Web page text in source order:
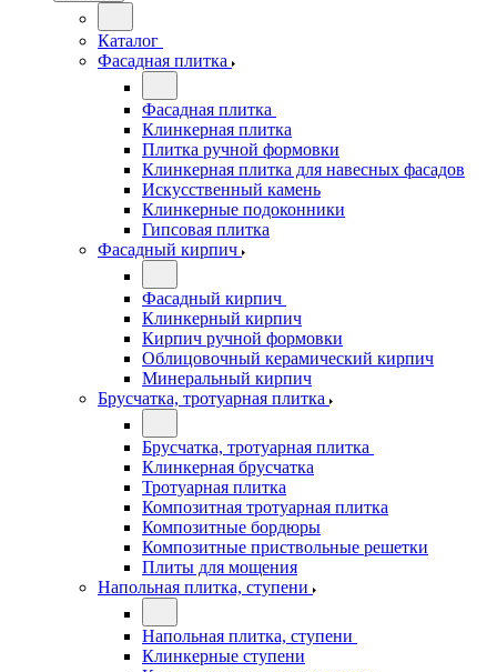
Каталог
Фасадная плитка
Фасадная плитка
Клинкерная плитка
Плитка ручной формовки
Клинкерная плитка для навесных фасадов
Искусственный камень
Клинкерные подоконники
Гипсовая плитка
Фасадный кирпич
Фасадный кирпич
Клинкерный кирпич
Кирпич ручной формовки
Облицовочный керамический кирпич
Минеральный кирпич
Брусчатка, тротуарная плитка
Брусчатка, тротуарная плитка
Клинкерная брусчатка
Тротуарная плитка
Композитная тротуарная плитка
Композитные бордюры
Композитные приствольные решетки
Плиты для мощения
Напольная плитка, ступени
Напольная плитка, ступени
Клинкерные ступени